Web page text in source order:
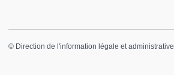
© Direction de l'information légale et administrative